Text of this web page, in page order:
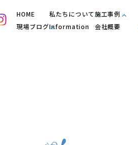
HOME
現場ブログ
私たちについて
Information
施工事例
会社概要